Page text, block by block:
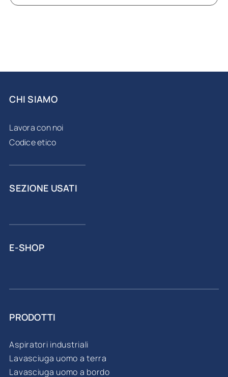
CHI SIAMO
Lavora con noi
Codice etico
SEZIONE USATI
E-SHOP
PRODOTTI
Aspiratori industriali
Lavasciuga uomo a terra
Lavasciuga uomo a bordo